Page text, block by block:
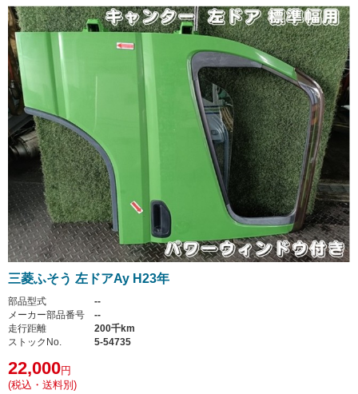
三菱ふそう 左ドアAy H23年
部品型式
--
メーカー部品番号
--
走行距離
200千km
ストックNo.
5-54735
22,000円
(税込・送料別)